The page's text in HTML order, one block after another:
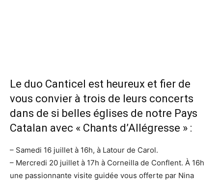
Le duo Canticel est heureux et fier de
vous convier à trois de leurs concerts
dans de si belles églises de notre Pays
Catalan avec « Chants d’Allégresse » :
– Samedi 16 juillet à 16h, à Latour de Carol.
– Mercredi 20 juillet à 17h à Corneilla de Conflent. À 16h
une passionnante visite guidée vous offerte par Nina